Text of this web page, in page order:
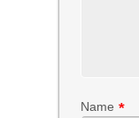
Name *